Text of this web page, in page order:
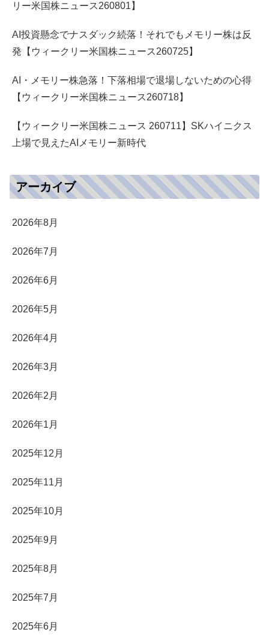
リー米国株ニュース260801】
AI投資懸念でナスダック続落！それでもメモリー株は反
発【ウィークリー米国株ニュース260725】
AI・メモリー株急落！下落相場で退場しないための心得
【ウィークリー米国株ニュース260718】
【ウィークリー米国株ニュース 260711】SKハイニクス
上場で見えたAIメモリー新時代
アーカイブ
2026年8月
2026年7月
2026年6月
2026年5月
2026年4月
2026年3月
2026年2月
2026年1月
2025年12月
2025年11月
2025年10月
2025年9月
2025年8月
2025年7月
2025年6月